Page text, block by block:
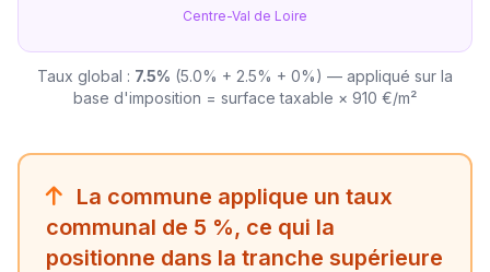
Centre-Val de Loire
Taux global : 7.5% (5.0% + 2.5% + 0%) — appliqué sur la
base d'imposition = surface taxable × 910 €/m²
La commune applique un taux
communal de 5 %, ce qui la
positionne dans la tranche supérieure